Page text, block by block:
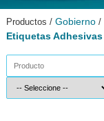
Productos / Gobierno /
Etiquetas Adhesivas